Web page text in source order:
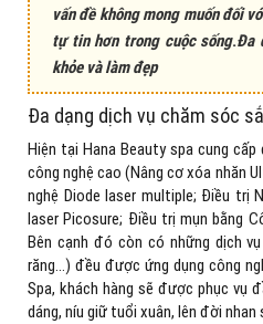
vấn đề không mong muốn đối
tự tin hơn trong cuộc sống.Đa
khỏe và làm đẹp
Đa dạng dịch vụ chăm sóc
Hiện tại Hana Beauty spa cung
công nghệ cao (Nâng cơ xóa nhăn
nghệ Diode laser multiple; Điều trị
laser Picosure; Điều trị mụn bằng
Bên cạnh đó còn có những dịch
răng…) đều được ứng dụng công
Spa, khách hàng sẽ được phục vụ
dáng, níu giữ tuổi xuân, lên đời